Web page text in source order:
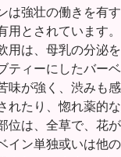
は強壮の働きを有
用とされています
用は、母乳の分泌
ティーにしたバー
味が強く、渋みも
れたり、惚れ薬的
位は、全草で、花
イン単独或いは他